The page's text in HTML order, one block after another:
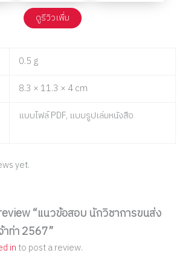
ดูรีวิวเพื่ม
0.5 g
8.3 × 11.3 × 4 cm
แบบไฟล์ PDF, แบบรูปเล่มหนังสือ
yet.
“แนวข้อสอบ นักวิชาการขนส่ง
ท่า 2567”
in to post a review.